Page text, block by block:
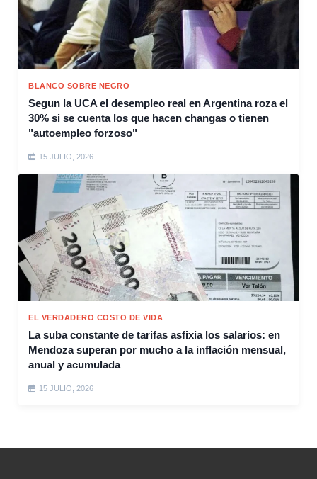
BLANCO SOBRE NEGRO
Segun la UCA el desempleo real en Argentina roza el
30% si se cuenta los que hacen changas o tienen
"autoempleo forzoso"
15 JULIO, 2026
EL VERDADERO COSTO DE VIDA
La suba constante de tarifas asfixia los salarios: en
Mendoza superan por mucho a la inflación mensual,
anual y acumulada
15 JULIO, 2026